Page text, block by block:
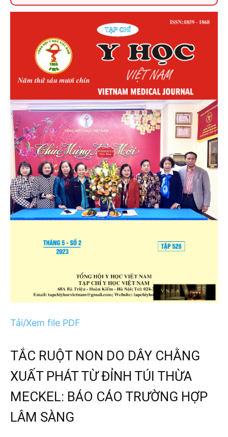
Tải/Xem file PDF
TẮC RUỘT NON DO DÂY CHẰNG
XUẤT PHÁT TỪ ĐỈNH TÚI THỪA
MECKEL: BÁO CÁO TRƯỜNG HỢP
LÂM SÀNG